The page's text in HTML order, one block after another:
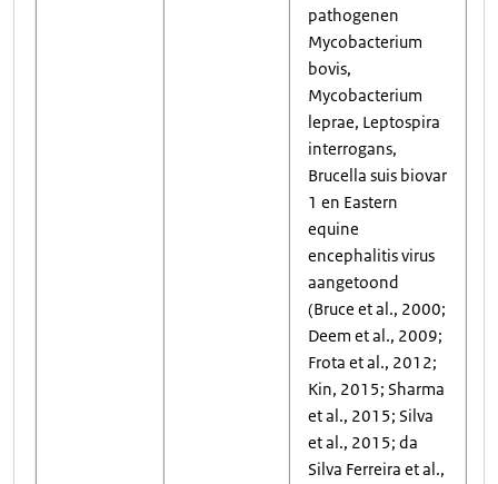
pathogenen
Mycobacterium
bovis,
Mycobacterium
leprae, Leptospira
interrogans,
Brucella suis biovar
1 en Eastern
equine
encephalitis virus
aangetoond
(Bruce et al., 2000;
Deem et al., 2009;
Frota et al., 2012;
Kin, 2015; Sharma
et al., 2015; Silva
et al., 2015; da
Silva Ferreira et al.,